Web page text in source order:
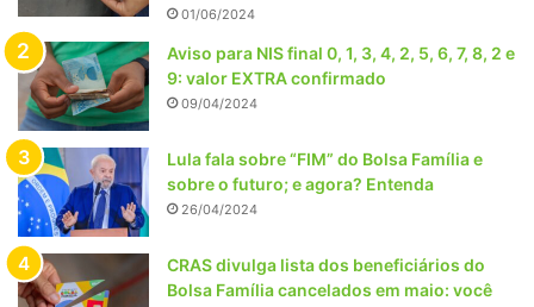
01/06/2024
Aviso para NIS final 0, 1, 3, 4, 2, 5, 6, 7, 8, 2 e
9: valor EXTRA confirmado
09/04/2024
Lula fala sobre “FIM” do Bolsa Família e
sobre o futuro; e agora? Entenda
26/04/2024
CRAS divulga lista dos beneficiários do
Bolsa Família cancelados em maio: você